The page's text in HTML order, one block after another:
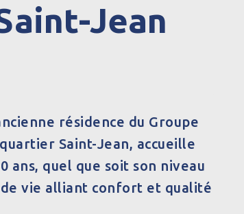
Jean
résidence du Groupe
Saint-Jean, accueille
ans, quel que soit son niveau
de vie alliant confort et qualité